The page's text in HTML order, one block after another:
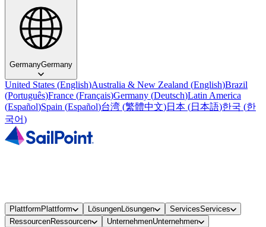
GermanyGermany
United States (English)Australia & New Zealand (English)Brazil
(Português)France (Français)Germany (Deutsch)Latin America
(Español)Spain (Español)台湾 (繁體中文)日本 (日本語)한국 (한
국어)
Plattform Plattform LösungenLösungen ServicesServices
RessourcenRessourcen UnternehmenUnternehmen